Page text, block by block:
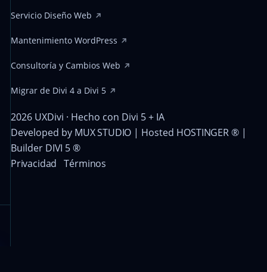
Servicio Diseño Web
Mantenimiento WordPress
Consultoría y Cambios Web
Migrar de Divi 4 a Divi 5
2026 UXDivi · Hecho con Divi 5 + IA
Developed by MUX STUDIO | Hosted HOSTINGER ®|
Builder DIVI 5 ®
Privacidad
Términos